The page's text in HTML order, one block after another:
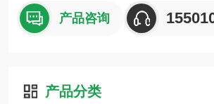
产品咨询
产品分类